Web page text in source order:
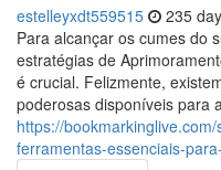
estelleyxdt559515 235
Para alcançar os cumes do
estratégias de
é crucial. Felizmente,
poderosas disponíveis para
https://
ferramentas-essenciais-